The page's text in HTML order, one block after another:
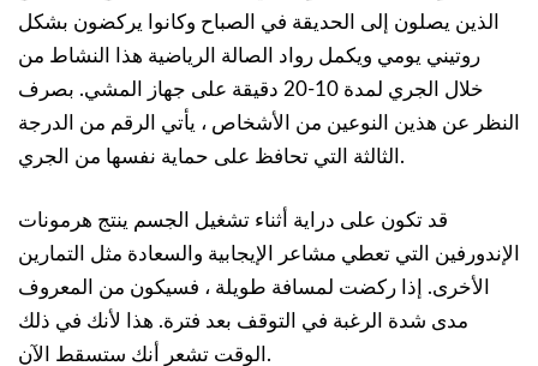
الذين يصلون إلى الحديقة في الصباح وكانوا يركضون بشكل
روتيني يومي ويكمل رواد الصالة الرياضية هذا النشاط من
خلال الجري لمدة 10-20 دقيقة على جهاز المشي. بصرف
النظر عن هذين النوعين من الأشخاص ، يأتي الرقم من الدرجة
الثالثة التي تحافظ على حماية نفسها من الجري.
قد تكون على دراية أثناء تشغيل الجسم ينتج هرمونات
الإندورفين التي تعطي مشاعر الإيجابية والسعادة مثل التمارين
الأخرى. إذا ركضت لمسافة طويلة ، فسيكون من المعروف
مدى شدة الرغبة في التوقف بعد فترة. هذا لأنك في ذلك
الوقت تشعر أنك ستسقط الآن.